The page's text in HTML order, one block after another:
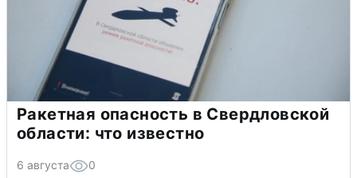
Ракетная опасность в Свердловской
области: что известно
6 августа 0